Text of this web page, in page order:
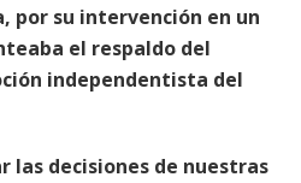
por su intervención en un
el respaldo del
independentista del
las decisiones de nuestras